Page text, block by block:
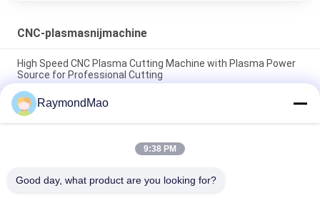
CNC-plasmasnijmachine
High Speed CNC Plasma Cutting Machine with Plasma Power
Source for Professional Cutting
Plasma Cutter with IP54 Protection Level, 0.5-50mm Cutting
Thickness
CNC Plasma Cutting Table with High Precision Rack And Pinion
Transmission System, AC220V/380V Power Supply, Working
RaymondMao
9:38 PM
Good day, what product are you looking for?